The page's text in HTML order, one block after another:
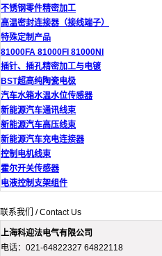
不锈钢零件精密加工
高温密封连接器（接线端子）
特殊定制产品
81000FA 81000FI 81000NI
插针、插孔精密加工与电镀
BST超高纯陶瓷电极
汽车水箱水温水位传感器
新能源汽车通讯线束
新能源汽车高压线束
新能源汽车充电连接器
控制电机线束
霍尔开关传感器
电液控制支架组件
联系我们 / Contact Us
上海科迎法电气有限公司
电话：021-64822327 64822118